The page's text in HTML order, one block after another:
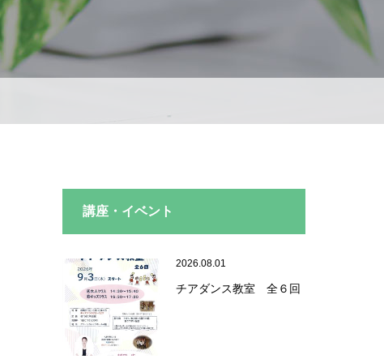
講座・イベント
2026.08.01
チアダンス教室 全６回